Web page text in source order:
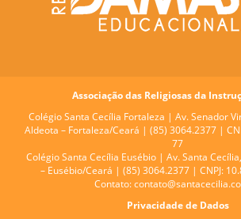
Associação das Religiosas da
Colégio Santa Cecília Fortaleza | Av. Senador
Aldeota – Fortaleza/Ceará | (85) 3064.2377 |
77
Colégio Santa Cecília Eusébio | Av. Santa
– Eusébio/Ceará | (85) 3064.2377 | CNPJ:
Contato:
Privacidade de Dados